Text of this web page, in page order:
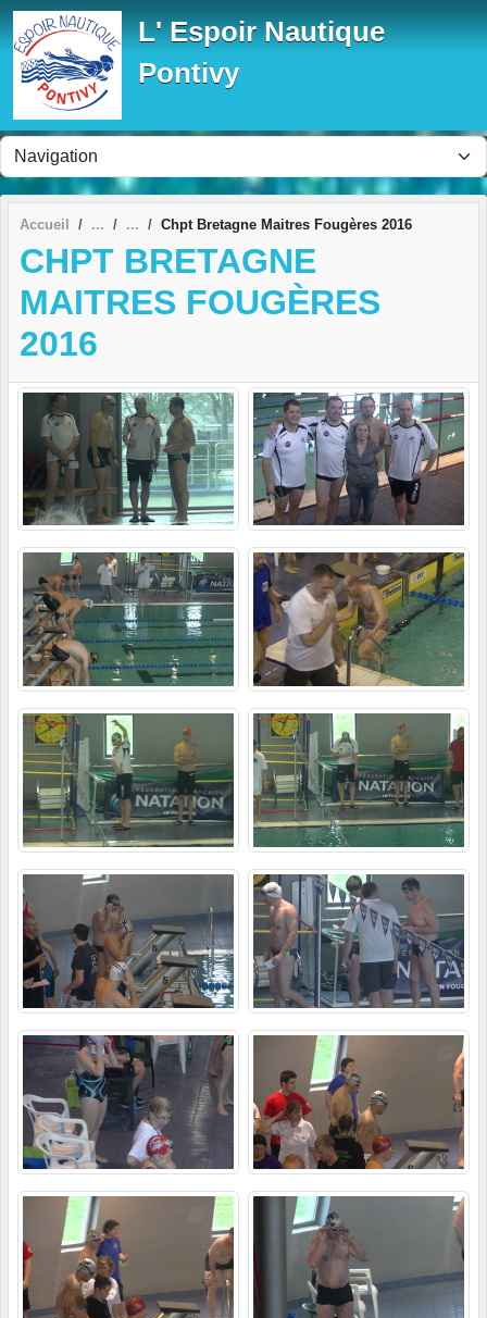
L' Espoir Nautique
Pontivy
Accueil Chpt Bretagne Maitres Fougères 2016
CHPT BRETAGNE
MAITRES FOUGÈRES
2016
Panneau de gestion des cookies